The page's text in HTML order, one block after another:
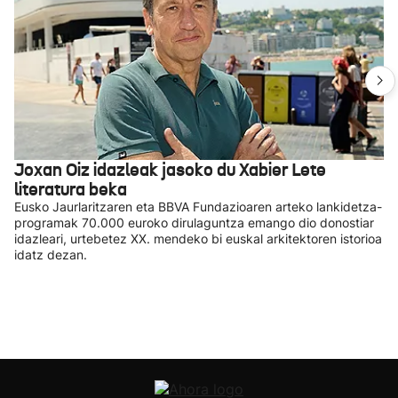
Joxan Oiz idazleak jasoko du Xabier Lete
literatura beka
Eusko Jaurlaritzaren eta BBVA Fundazioaren arteko lankidetza-
programak 70.000 euroko dirulaguntza emango dio donostiar
idazleari, urtebetez XX. mendeko bi euskal arkitektoren istorioa
idatz dezan.